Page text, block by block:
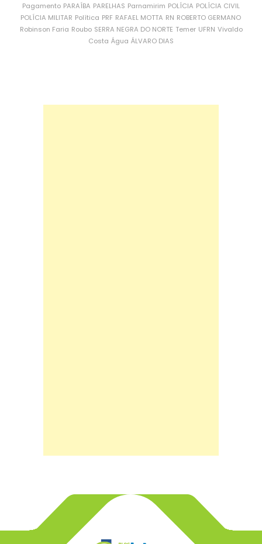
Pagamento PARAÍBA PARELHAS Parnamirim POLÍCIA POLÍCIA CIVIL
POLÍCIA MILITAR Política PRF RAFAEL MOTTA RN ROBERTO GERMANO
Robinson Faria Roubo SERRA NEGRA DO NORTE Temer UFRN Vivaldo
Costa Água ÁLVARO DIAS